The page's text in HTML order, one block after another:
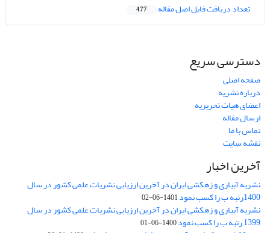
تعداد دریافت فایل اصل مقاله 477
دسترسی سریع
صفحه اصلی
درباره نشریه
اعضای هیات تحریریه
ارسال مقاله
تماس با ما
نقشه سایت
آخرین اخبار
نشریه آبیاری و زهکشی ایران در آخرین ارزیابی نشریات علمی کشور در سال
1400رتبه ب را کسب نمود 1401-06-02
نشریه آبیاری و زهکشی ایران در آخرین ارزیابی نشریات علمی کشور در سال
1399 رتبه ب را کسب نمود 1400-06-01